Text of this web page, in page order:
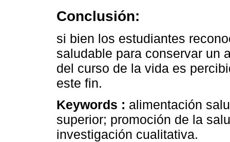
Conclusión:
si bien los estudiantes
saludable para conservar un
del curso de la vida es
este fin.
Keywords : alimentación
superior; promoción de la
investigación cualitativa.